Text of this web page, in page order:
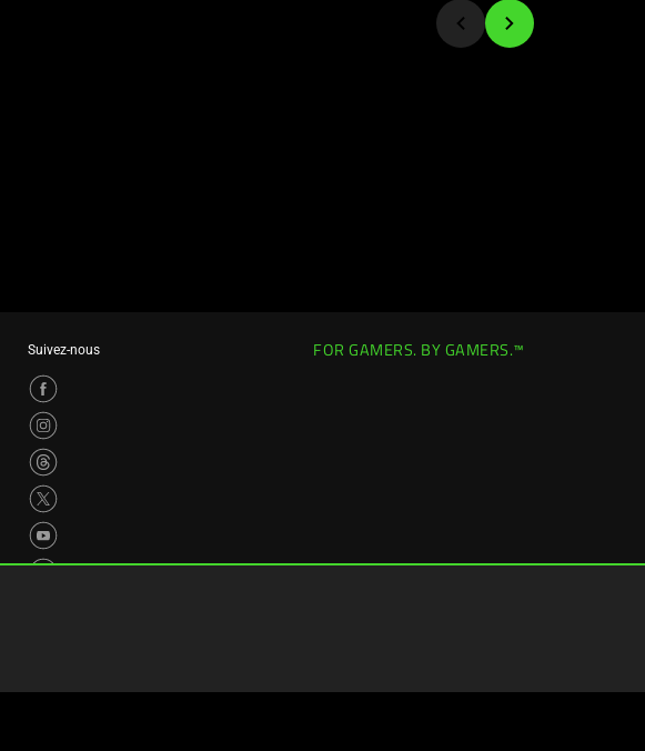
Suivez-nous FOR GAMERS. BY GAMERS.™